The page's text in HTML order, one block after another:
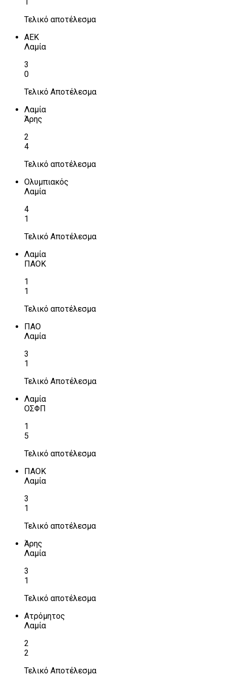
Τελικό αποτέλεσμα
ΑΕΚ
Λαμία
3
0
Τελικό Αποτέλεσμα
Λαμία
Άρης
2
4
Τελικό αποτέλεσμα
Ολυμπιακός
Λαμία
4
1
Τελικό Αποτέλεσμα
Λαμία
ΠΑΟΚ
1
1
Τελικό αποτέλεσμα
ΠΑΟ
Λαμία
3
1
Τελικό Αποτέλεσμα
Λαμία
ΟΣΦΠ
1
5
Τελικό αποτέλεσμα
ΠΑΟΚ
Λαμία
3
1
Τελικό αποτέλεσμα
Άρης
Λαμία
3
1
Τελικό αποτέλεσμα
Ατρόμητος
Λαμία
2
2
Τελικό Αποτέλεσμα